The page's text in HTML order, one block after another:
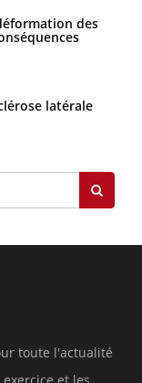
des
latérale
toute l'actualité